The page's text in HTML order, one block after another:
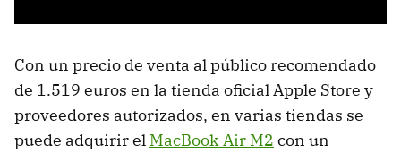
Con un precio de venta al público recomendado
de 1.519 euros en la tienda oficial Apple Store y
proveedores autorizados, en varias tiendas se
puede adquirir el MacBook Air M2 con un